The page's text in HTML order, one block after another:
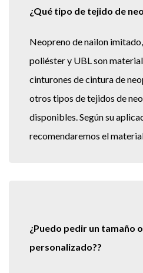
¿Qué tipo de tejido de
Neopreno de nailon
poliéster y UBL son
cinturones de cintura de
otros tipos de tejidos de
disponibles. Según su
recomendaremos el
¿Puedo pedir un tamaño
personalizado??